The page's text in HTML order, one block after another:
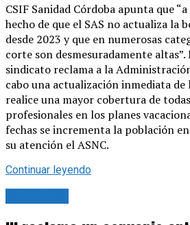
CSIF Sanidad Córdoba apunta que
hecho de que el SAS no actualiza la
desde 2023 y que en numerosas
corte son desmesuradamente
sindicato reclama a la
cabo una actualización inmediata de
realice una mayor cobertura de
profesionales en los planes
fechas se incrementa la población
su atención el ASNC.
Continuar leyendo